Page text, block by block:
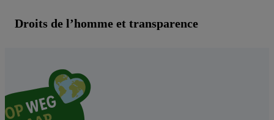
Droits de l’homme et transparence